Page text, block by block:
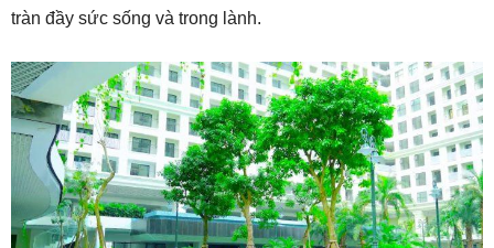
tràn đầy sức sống và trong lành.